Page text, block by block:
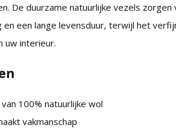
De duurzame natuurlijke vezels
en een lange levensduur, terwijl het
uw interieur.
100% natuurlijke wol
vakmanschap